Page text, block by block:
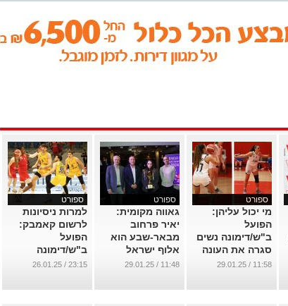
ספורט
מי יכול עליהן:
הפועל
ב"ש/דימונה נשים
סגרה את העונה
הסדירה בצורה
...
11:58 / 29.01.25
ספורט
גאווה מקומית:
יאיר פרחוב
מבאר-שבע הוא
אלוף ישראל
בשחמט
11:48 / 29.01.25
ספורט
למרות ניסיונות
לרשום קאמבק:
הפועל
ב"ש/דימונה
הפסידה לאלופה
...
23:15 / 26.01.25